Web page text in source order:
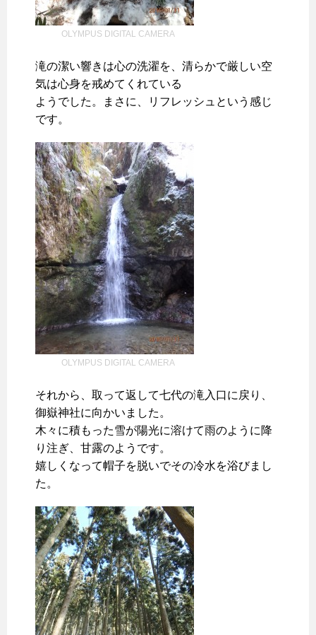
OLYMPUS DIGITAL CAMERA
滝の潔い響きは心の洗濯を、清らかで厳しい空
気は心身を戒めてくれている
ようでした。まさに、リフレッシュという感じ
です。
OLYMPUS DIGITAL CAMERA
それから、取って返して七代の滝入口に戻り、
御嶽神社に向かいました。
木々に積もった雪が陽光に溶けて雨のように降
り注ぎ、甘露のようです。
嬉しくなって帽子を脱いでその冷水を浴びまし
た。